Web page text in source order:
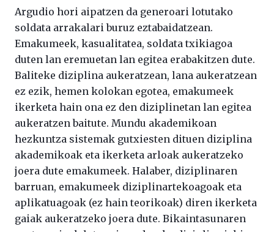
Argudio hori aipatzen da generoari lotutako
soldata arrakalari buruz eztabaidatzean.
Emakumeek, kasualitatea, soldata txikiagoa
duten lan eremuetan lan egitea erabakitzen dute.
Baliteke diziplina aukeratzean, lana aukeratzean
ez ezik, hemen kolokan egotea, emakumeek
ikerketa hain ona ez den diziplinetan lan egitea
aukeratzen baitute. Mundu akademikoan
hezkuntza sistemak gutxiesten dituen diziplina
akademikoak eta ikerketa arloak aukeratzeko
joera dute emakumeek. Halaber, diziplinaren
barruan, emakumeek diziplinartekoagoak eta
aplikatuagoak (ez hain teorikoak) diren ikerketa
gaiak aukeratzeko joera dute. Bikaintasunaren